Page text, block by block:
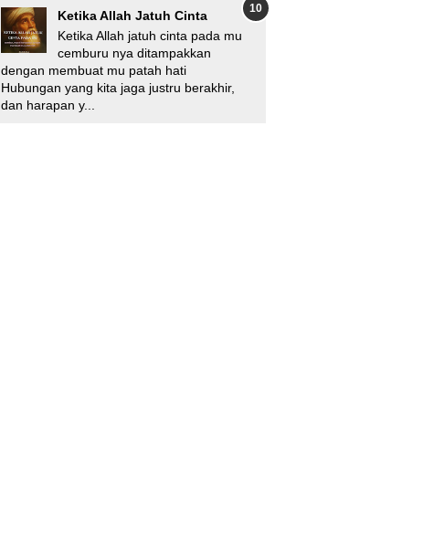
Ketika Allah Jatuh Cinta
Ketika Allah jatuh cinta pada mu
cemburu nya ditampakkan
dengan membuat mu patah hati
Hubungan yang kita jaga justru berakhir,
dan harapan y...